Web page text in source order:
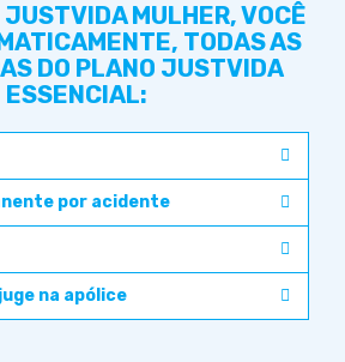
JUSTVIDA MULHER, VOCÊ
TODAS AS
DO PLANO JUSTVIDA
ESSENCIAL:
por acidente
na apólice